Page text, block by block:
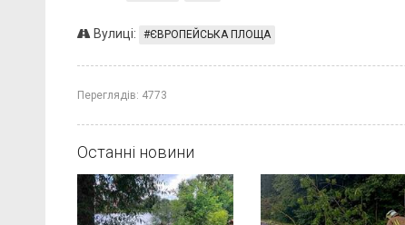
Вулиці: ЄВРОПЕЙСЬКА ПЛОЩА
Переглядів: 4773
Останні новини